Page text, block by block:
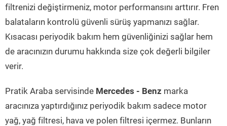
filtrenizi değiştirmeniz, motor performansını arttırır. Fren
balataların kontrolü güvenli sürüş yapmanızı sağlar.
Kısacası periyodik bakım hem güvenliğinizi sağlar hem
de aracınızın durumu hakkında size çok değerli bilgiler
verir.
Pratik Araba servisinde Mercedes - Benz marka
aracınıza yaptırdığınız periyodik bakım sadece motor
yağ, yağ filtresi, hava ve polen filtresi içermez. Bunların